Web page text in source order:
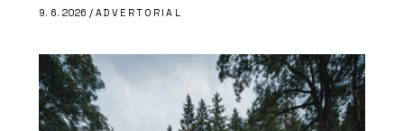
9. 6. 2026 / ADVERTORIAL